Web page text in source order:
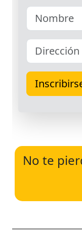
No te